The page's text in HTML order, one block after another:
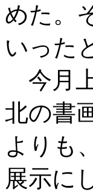
めた。
いった
今月
北の書
よりも
展示に